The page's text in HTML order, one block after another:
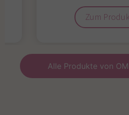
Zum
Alle Produkte von